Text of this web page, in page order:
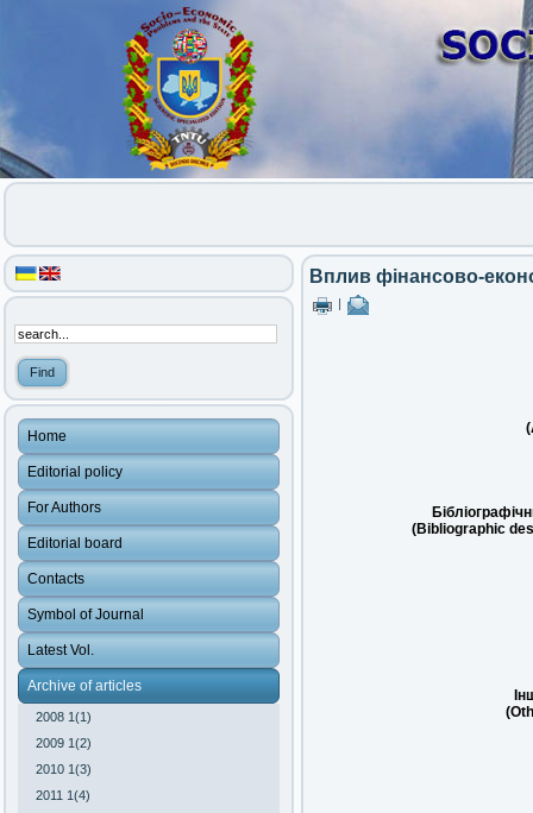
Home
Editorial policy
For Authors
Editorial board
Contacts
Symbol of Journal
Latest Vol.
Archive of articles
2008 1(1)
2009 1(2)
2010 1(3)
2011 1(4)
Вплив фінансово-
(Bibliographic